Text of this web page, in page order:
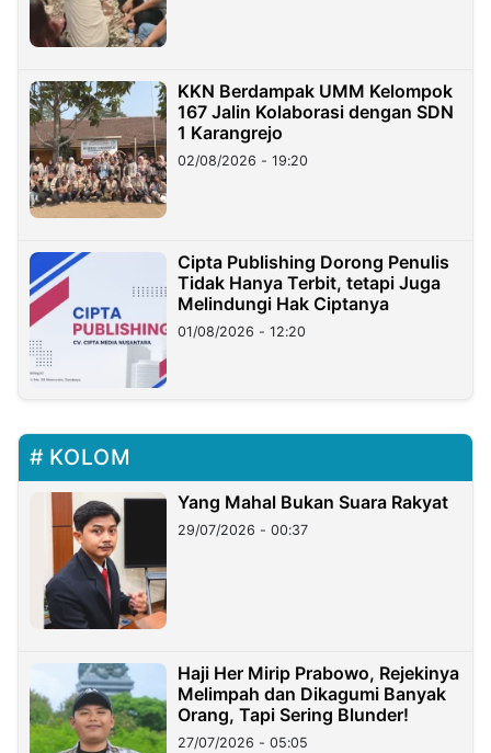
KKN Berdampak UMM Kelompok
167 Jalin Kolaborasi dengan SDN
1 Karangrejo
02/08/2026 - 19:20
Cipta Publishing Dorong Penulis
Tidak Hanya Terbit, tetapi Juga
Melindungi Hak Ciptanya
01/08/2026 - 12:20
KOLOM
Yang Mahal Bukan Suara Rakyat
29/07/2026 - 00:37
Haji Her Mirip Prabowo, Rejekinya
Melimpah dan Dikagumi Banyak
Orang, Tapi Sering Blunder!
27/07/2026 - 05:05